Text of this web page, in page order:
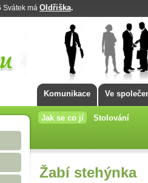
Svátek má Oldřiška.
Komunikace Ve
Jak se co jí Stolování
Žabí stehýnka